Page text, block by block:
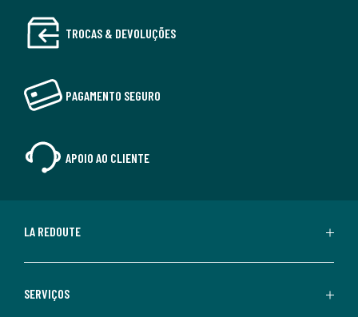
TROCAS & DEVOLUÇÕES
PAGAMENTO SEGURO
APOIO AO CLIENTE
LA REDOUTE
SERVIÇOS